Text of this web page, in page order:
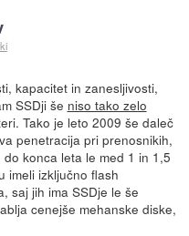
kapacitet in zanesljivosti,
SSDji še niso tako zelo
Tako je leto 2009 še daleč
penetracija pri prenosnikih,
konca leta le med 1 in 1,5
imeli izključno flash
saj jih ima SSDje le še
cenejše mehanske diske,